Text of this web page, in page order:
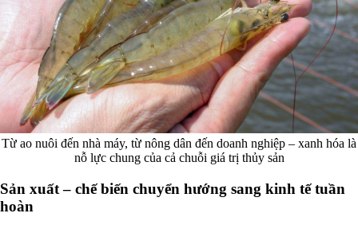
Từ ao nuôi đến nhà máy, từ nông dân đến doanh nghiệp – xanh hóa là
nỗ lực chung của cả chuỗi giá trị thủy sản
Sản xuất – chế biến chuyển hướng sang kinh tế tuần
hoàn